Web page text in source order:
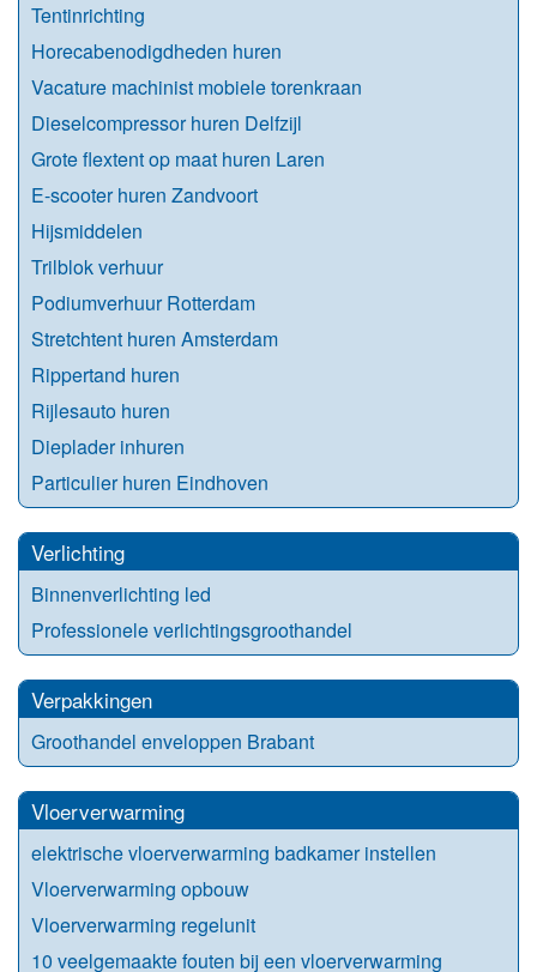
Tentinrichting
Horecabenodigdheden huren
Vacature machinist mobiele torenkraan
Dieselcompressor huren Delfzijl
Grote flextent op maat huren Laren
E-scooter huren Zandvoort
Hijsmiddelen
Trilblok verhuur
Podiumverhuur Rotterdam
Stretchtent huren Amsterdam
Rippertand huren
Rijlesauto huren
Dieplader inhuren
Particulier huren Eindhoven
Verlichting
Binnenverlichting led
Professionele verlichtingsgroothandel
Verpakkingen
Groothandel enveloppen Brabant
Vloerverwarming
elektrische vloerverwarming badkamer instellen
Vloerverwarming opbouw
Vloerverwarming regelunit
10 veelgemaakte fouten bij een vloerverwarming